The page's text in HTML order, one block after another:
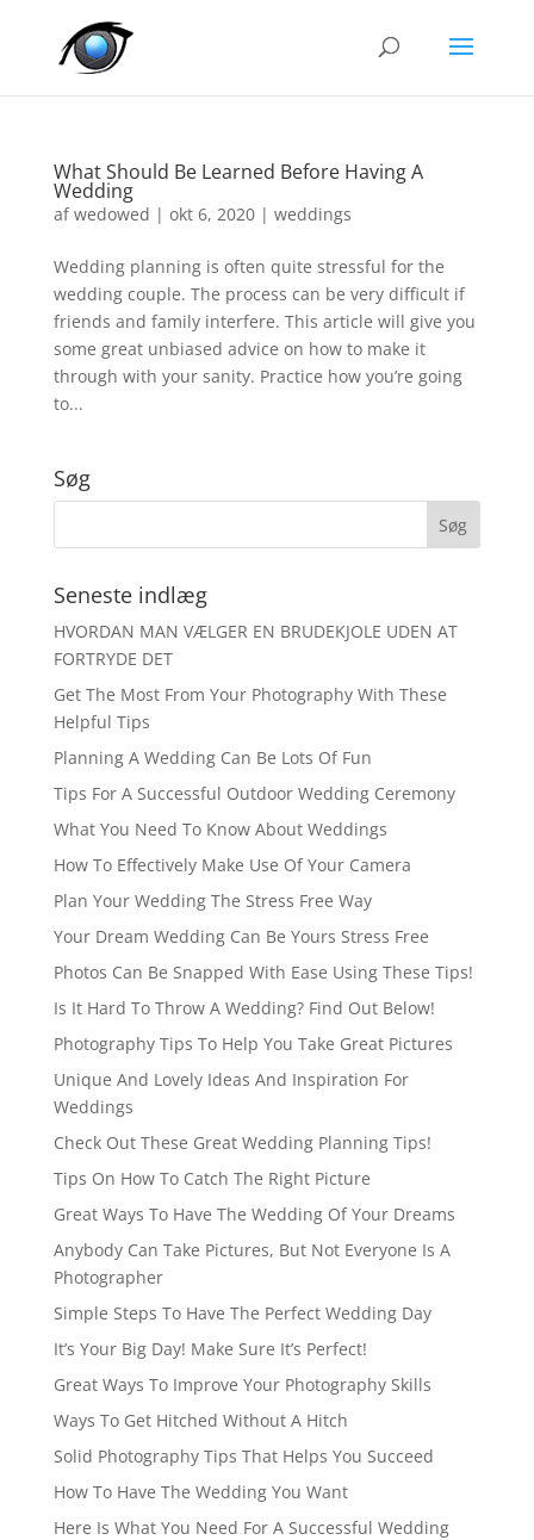
What Should Be Learned Before Having A
Wedding
afwedowed | okt 6, 2020| weddings
Wedding planning is often quite stressful for the
wedding couple. The process can be very difficult if
friends and family interfere. This article will give you
some great unbiased advice on how to make it
through with your sanity. Practice how you’re going
to...
Søg
Seneste indlæg
HVORDAN MAN VÆLGER EN BRUDEKJOLE UDEN AT
FORTRYDE DET
Get The Most From Your Photography With These
Helpful Tips
Planning A Wedding Can Be Lots Of Fun
Tips For A Successful Outdoor Wedding Ceremony
What You Need To Know About Weddings
How To Effectively Make Use Of Your Camera
Plan Your Wedding The Stress Free Way
Your Dream Wedding Can Be Yours Stress Free
Photos Can Be Snapped With Ease Using These Tips!
Is It Hard To Throw A Wedding? Find Out Below!
Photography Tips To Help You Take Great Pictures
Unique And Lovely Ideas And Inspiration For
Weddings
Check Out These Great Wedding Planning Tips!
Tips On How To Catch The Right Picture
Great Ways To Have The Wedding Of Your Dreams
Anybody Can Take Pictures, But Not Everyone Is A
Photographer
Simple Steps To Have The Perfect Wedding Day
It’s Your Big Day! Make Sure It’s Perfect!
Great Ways To Improve Your Photography Skills
Ways To Get Hitched Without A Hitch
Solid Photography Tips That Helps You Succeed
How To Have The Wedding You Want
Here Is What You Need For A Successful Wedding